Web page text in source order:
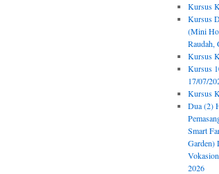
Kursus
Kursus
(Mini
Raudah,
Kursus
Kursus
17/07/
Kursus
Dua (2)
Smart
Garden)
2026